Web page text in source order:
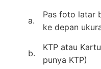
a.
Pas foto latar
ke depan
b.
KTP atau
punya KTP)